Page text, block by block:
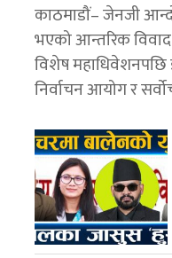
काठमाडौं– जेनजी
भएको आन्तरिक
विशेष महाधिवेशनपछि
निर्वाचन आयोग र